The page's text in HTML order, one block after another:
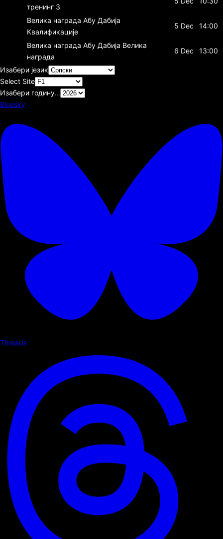
тренинг 3
Велика награда Абу Дабија
Квалификације
5 Dec 14:00
Велика награда Абу Дабија Велика
награда
6 Dec 13:00
Изабери језик
Select Site
Изабери годину…
Bluesky
Threads